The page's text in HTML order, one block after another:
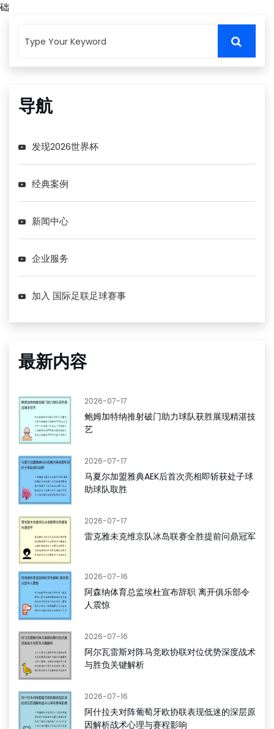
础
导航
发现2026世界杯
经典案例
新闻中心
企业服务
加入 国际足联足球赛事
最新内容
2026-07-17
鲍姆加特纳推射破门助力球队获胜展现精湛技
艺
2026-07-17
马夏尔加盟雅典AEK后首次亮相即斩获处子球
助球队取胜
2026-07-17
雷克雅未克维京队冰岛联赛全胜提前问鼎冠军
2026-07-16
阿森纳体育总监埃杜宣布辞职 离开俱乐部令
人震惊
2026-07-16
阿尔瓦雷斯对阵马竞欧协联对位优势深度战术
与胜负关键解析
2026-07-16
阿什拉夫对阵葡萄牙欧协联表现低迷的深层原
因解析战术心理与赛程影响